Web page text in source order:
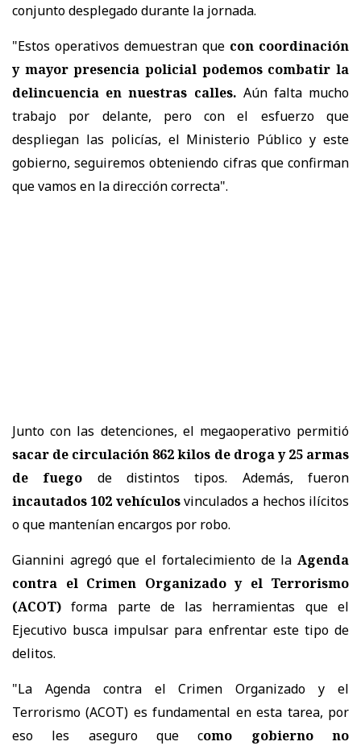
conjunto desplegado durante la jornada.
"Estos operativos demuestran que con coordinación
y mayor presencia policial podemos combatir la
delincuencia en nuestras calles. Aún falta mucho
trabajo por delante, pero con el esfuerzo que
despliegan las policías, el Ministerio Público y este
gobierno, seguiremos obteniendo cifras que confirman
que vamos en la dirección correcta".
Junto con las detenciones, el megaoperativo permitió
sacar de circulación 862 kilos de droga y 25 armas
de fuego de distintos tipos. Además, fueron
incautados 102 vehículosvinculados a hechos ilícitos
o que mantenían encargos por robo.
Giannini agregó que el fortalecimiento de la Agenda
contra el Crimen Organizado y el Terrorismo
(ACOT) forma parte de las herramientas que el
Ejecutivo busca impulsar para enfrentar este tipo de
delitos.
"La Agenda contra el Crimen Organizado y el
Terrorismo (ACOT) es fundamental en esta tarea, por
eso les aseguro que como gobierno no